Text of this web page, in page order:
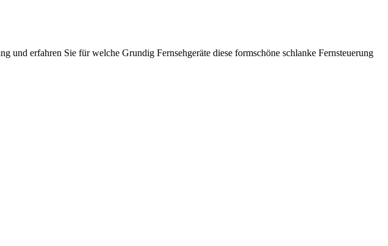
erfahren Sie für welche Grundig Fernsehgeräte diese formschöne schlanke Fernsteuerung